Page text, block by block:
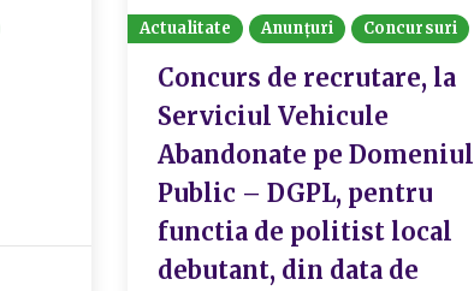
Actualitate Anunțuri Concursuri
Concurs de recrutare, la
Serviciul Vehicule
Abandonate pe Domeniul
Public – DGPL, pentru
functia de politist local
debutant, din data de